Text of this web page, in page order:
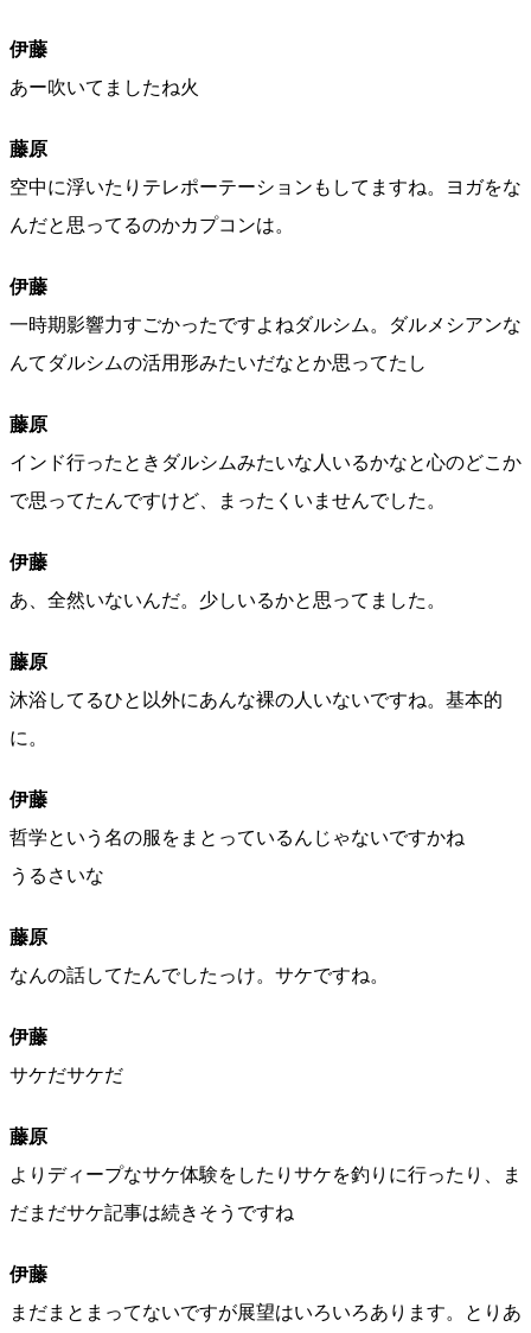
伊藤
あー吹いてましたね火
藤原
空中に浮いたりテレポーテーションもしてますね。ヨガをな
んだと思ってるのかカプコンは。
伊藤
一時期影響力すごかったですよねダルシム。ダルメシアンな
んてダルシムの活用形みたいだなとか思ってたし
藤原
インド行ったときダルシムみたいな人いるかなと心のどこか
で思ってたんですけど、まったくいませんでした。
伊藤
あ、全然いないんだ。少しいるかと思ってました。
藤原
沐浴してるひと以外にあんな裸の人いないですね。基本的
に。
伊藤
哲学という名の服をまとっているんじゃないですかね
うるさいな
藤原
なんの話してたんでしたっけ。サケですね。
伊藤
サケだサケだ
藤原
よりディープなサケ体験をしたりサケを釣りに行ったり、ま
だまだサケ記事は続きそうですね
伊藤
まだまとまってないですが展望はいろいろあります。とりあ